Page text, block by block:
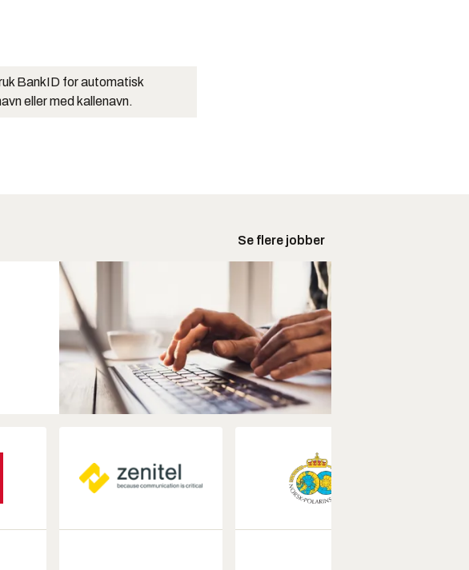
BankID for automatisk
eller med kallenavn.
Se flere jobber